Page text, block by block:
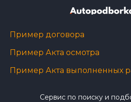
Пример договора
Пример Акта осмотра
Пример Акта выполненных
Сервис по поиску и